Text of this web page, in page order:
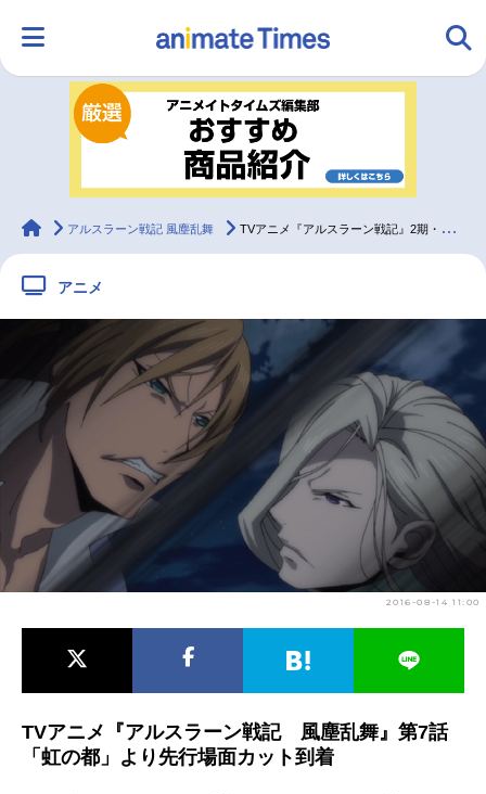
ランキング アニメ
ラジオ
2.5次元 配信・Vtuber 無料マンガ
最新記事一覧
アニメ記事一覧 声優記事一覧
アニメ映画一覧 実写化映画一覧
今期アニメ曜日別一覧
秋アニメ 冬アニメ
FOLLOW US
animateTimes
アルスラーン戦記 風塵乱舞 TVアニメ『アルスラーン戦記』2期・第7話 先行場面カット到着
アニメ
2016-08-14 11:00
TVアニメ『アルスラーン戦記 風塵乱舞』第7話
「虹の都」より先行場面カット到着